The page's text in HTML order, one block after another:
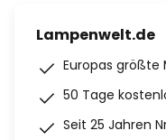
Lampenwelt.de
Europas größte
50 Tage
Seit 25 Jahren